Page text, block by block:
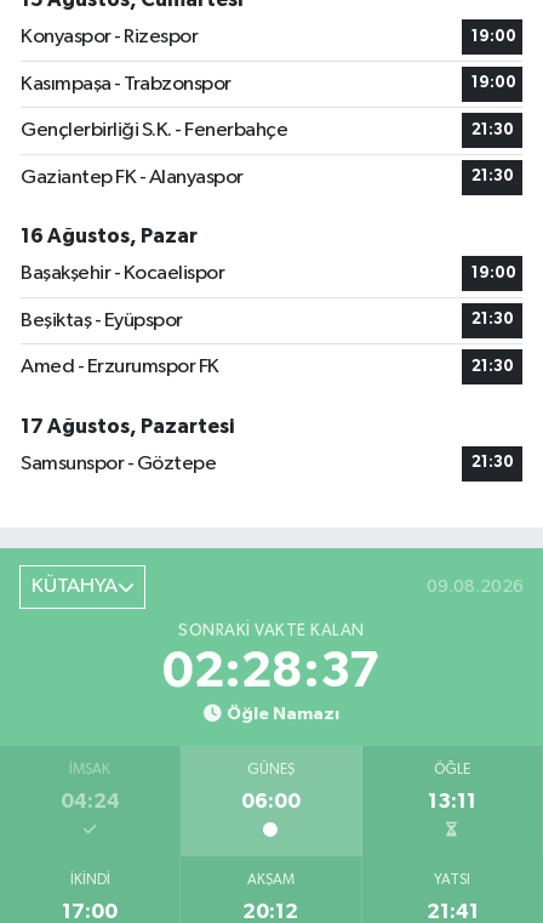
Konyaspor - Rizespor
19:00
Kasımpaşa - Trabzonspor 19:00
Gençlerbirliği S.K. - Fenerbahçe 21:30
Gaziantep FK - Alanyaspor 21:30
16 Ağustos, Pazar
Başakşehir - Kocaelispor
19:00
Beşiktaş - Eyüpspor 21:30
Amed - Erzurumspor FK 21:30
17 Ağustos, Pazartesi
Samsunspor - Göztepe
21:30
KÜTAHYA 09.08.2026
SONRAKI VAKTE KALAN
02:28:37
Öğle Namazı
İMSAK
04:24
GÜNEŞ
06:00
ÖĞLE
13:11
İKINDI
17:00
AKŞAM
20:12
YATSI
21:41